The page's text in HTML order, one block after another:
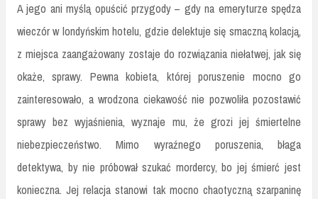
A jego ani myślą opuścić przygody – gdy na emeryturze spędza
wieczór w londyńskim hotelu, gdzie delektuje się smaczną kolacją,
z miejsca zaangażowany zostaje do rozwiązania niełatwej, jak się
okaże, sprawy. Pewna kobieta, której poruszenie mocno go
zainteresowało, a wrodzona ciekawość nie pozwoliła pozostawić
sprawy bez wyjaśnienia, wyznaje mu, że grozi jej śmiertelne
niebezpieczeństwo. Mimo wyraźnego poruszenia, błaga
detektywa, by nie próbował szukać mordercy, bo jej śmierć jest
konieczna. Jej relacja stanowi tak mocno chaotyczną szarpaninę